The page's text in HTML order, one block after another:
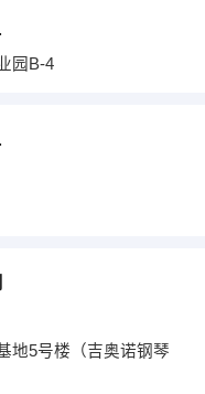
园B-4
地5号楼（吉奥诺钢琴